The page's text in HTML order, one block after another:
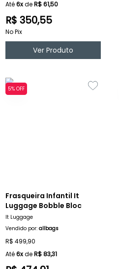
Até6xdeR$ 61,50
R$ 350,55
No Pix
Ver Produto
5% OFF
Frasqueira Infantil It
Luggage Bobble Bloc
It Luggage
Vendido por: allbags
R$ 499,90
Até6xdeR$ 83,31